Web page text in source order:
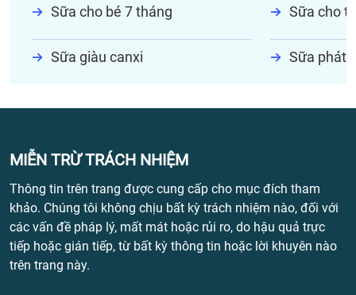
Sữa cho bé 7 tháng Sữa cho
Sữa giàu canxi Sữa phát
MIỄN TRỪ TRÁCH NHIỆM
Thông tin trên trang được cung cấp cho mục đích tham
khảo. Chúng tôi không chịu bất kỳ trách nhiệm nào, đối với
các vấn đề pháp lý, mất mát hoặc rủi ro, do hậu quả trực
tiếp hoặc gián tiếp, từ bất kỳ thông tin hoặc lời khuyên nào
trên trang này.